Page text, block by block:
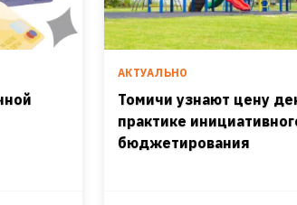
АКТУАЛЬНО
Томичи узнают цену
практике
бюджетирования